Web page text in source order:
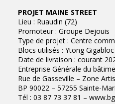
PROJET MAINE STREET
Lieu : Ruaudin (72)
Promoteur : Groupe Dejouis
Type de projet : Centre
Blocs utilisés : Ytong
Date de livraison : courant
Entreprise Générale du
Rue de Gasseville – Zone
BP 90022 – 57255 Sainte-
Tél : 03 87 73 37 81 –